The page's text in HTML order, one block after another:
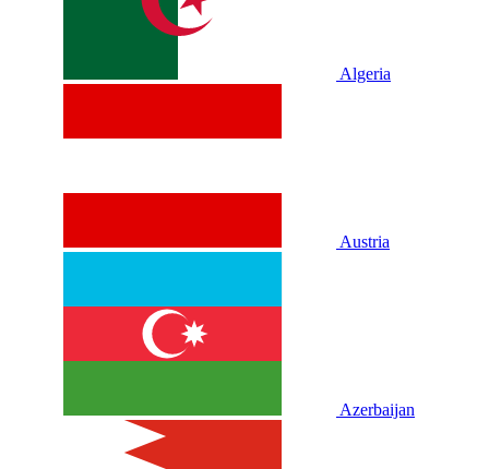
Algeria
Austria
Azerbaijan